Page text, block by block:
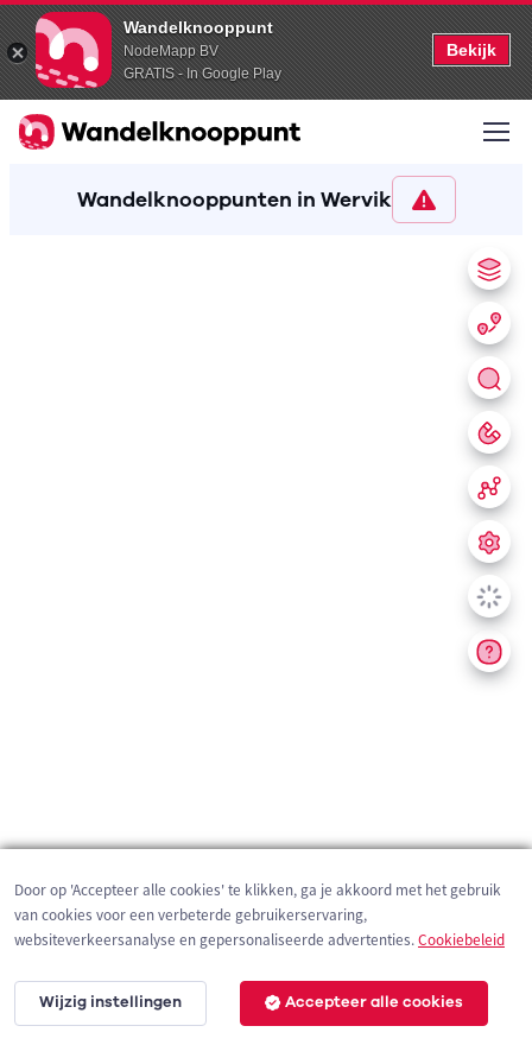
Wandelknooppunt
NodeMapp BV
GRATIS - In Google Play
Bekijk
Wandelknooppunten in Wervik
1 km
Door op 'Accepteer alle cookies' te klikken, ga je akkoord met het gebruik
van cookies voor een verbeterde gebruikerservaring,
websiteverkeersanalyse en gepersonaliseerde advertenties.Cookiebeleid
Wijzig instellingen Accepteer alle cookies